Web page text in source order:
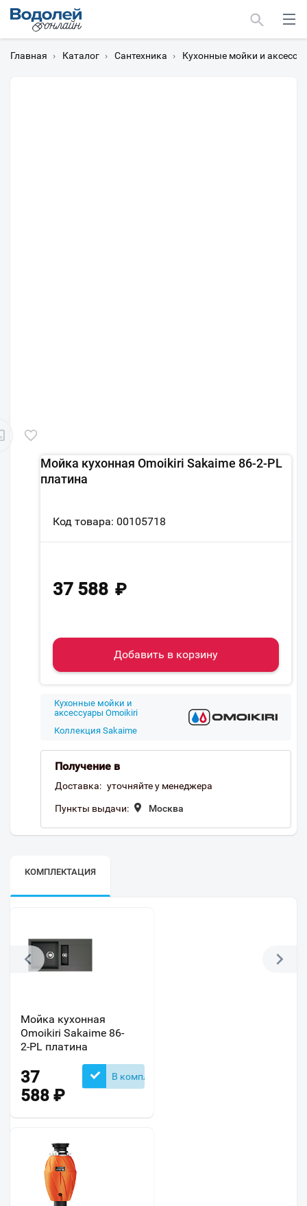
Главная › Каталог › Сантехника › Кухонные мойки и
Мойка кухонная Omoikiri Sakaime 86-2-PL
платина
Код товара: 00105718
37 588 ₽
Добавить в корзину
Кухонные мойки и
аксессуары Omoikiri
Коллекция Sakaime
Получение в
Доставка: уточняйте у менеджера
Пункты выдачи: Москва
КОМПЛЕКТАЦИЯ
Мойка кухонная
Omoikiri Sakaime 86-
2-PL платина
37
588 ₽
В комплекте